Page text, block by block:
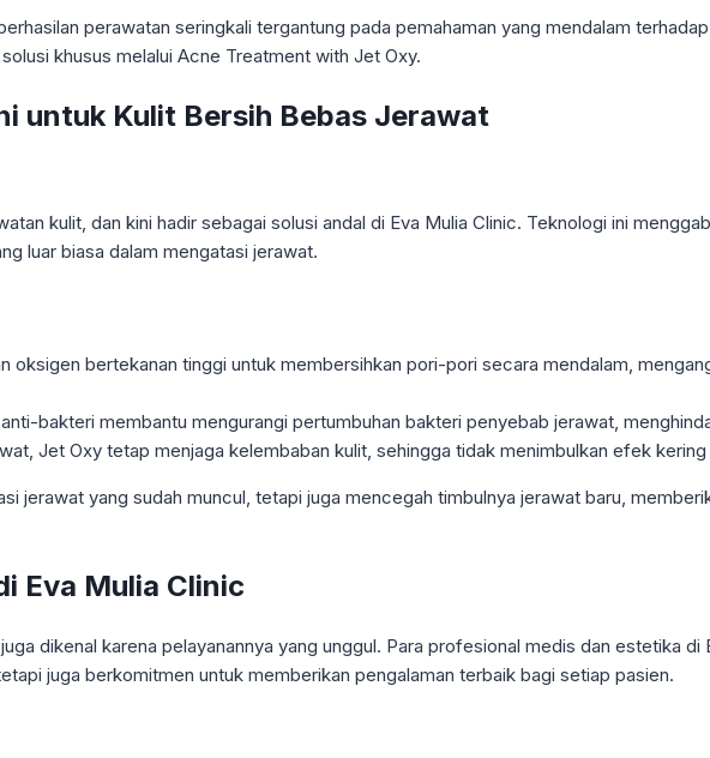
perawatan seringkali tergantung pada pemahaman yang mendalam
khusus melalui Acne Treatment with Jet Oxy.
untuk Kulit Bersih Bebas Jerawat
kulit, dan kini hadir sebagai solusi andal di Eva Mulia Clinic. Teknologi ini
luar biasa dalam mengatasi jerawat.
oksigen bertekanan tinggi untuk membersihkan pori-pori secara mendalam,
bakteri membantu mengurangi pertumbuhan bakteri penyebab jerawat,
Jet Oxy tetap menjaga kelembaban kulit, sehingga tidak menimbulkan efek kering
jerawat yang sudah muncul, tetapi juga mencegah timbulnya jerawat baru,
Eva Mulia Clinic
dikenal karena pelayanannya yang unggul. Para profesional medis dan estetika di
juga berkomitmen untuk memberikan pengalaman terbaik bagi setiap pasien.